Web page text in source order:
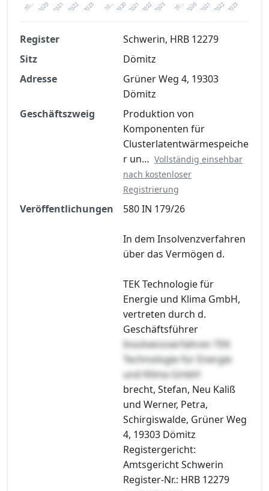
20… 2021 2023
2020 2022 20… 2021 2023
2020 2022 20… 2021 2023
2020 2022
Finanzkennzahlen nach kostenloser
Registrierung verfügbar
Jetzt kostenlos registrieren
Register
Schwerin, HRB 12279
Sitz
Dömitz
Adresse
Grüner Weg 4, 19303
Dömitz
Geschäftszweig
Produktion von
Komponenten für
Clusterlatentwärmespeiche
r un… Vollständig einsehbar
nach kostenloser
Registrierung
Veröffentlichungen 580 IN 179/26
In dem Insolvenzverfahren
über das Vermögen d.
TEK Technologie für
Energie und Klima GmbH,
vertreten durch d.
Geschäftsführer
Insolvenzverfahren TEK
Technologie für Energie
und Klima GmbH
brecht, Stefan, Neu Kaliß
und Werner, Petra,
Schirgiswalde, Grüner Weg
4, 19303 Dömitz
Registergericht:
Amtsgericht Schwerin
Register-Nr.: HRB 12279